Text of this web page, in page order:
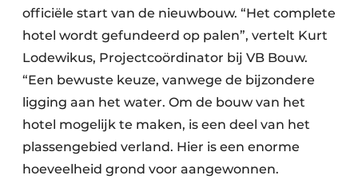
officiële start van de nieuwbouw. “Het complete
hotel wordt gefundeerd op palen”, vertelt Kurt
Lodewikus, Projectcoördinator bij VB Bouw.
“Een bewuste keuze, vanwege de bijzondere
ligging aan het water. Om de bouw van het
hotel mogelijk te maken, is een deel van het
plassengebied verland. Hier is een enorme
hoeveelheid grond voor aangewonnen.